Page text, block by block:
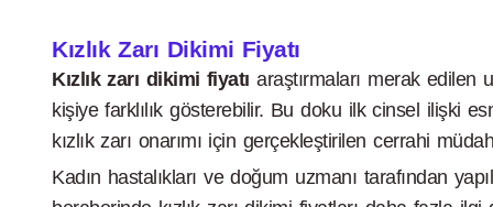
Kızlık Zarı Dikimi Fiyatı
Kızlık zarı dikimi fiyatı araştırmaları merak edilen
kişiye farklılık gösterebilir. Bu doku ilk cinsel ilişki
kızlık zarı onarımı için gerçekleştirilen cerrahi
Kadın hastalıkları ve doğum uzmanı tarafından